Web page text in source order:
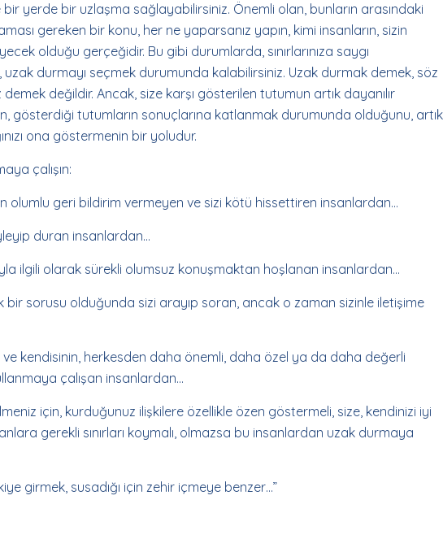
bir yerde bir uzlaşma sağlayabilirsiniz. Önemli olan, bunların arasındaki
gereken bir konu, her ne yaparsanız yapın, kimi insanların, sizin
olduğu gerçeğidir. Bu gibi durumlarda, sınırlarınıza saygı
durmayı seçmek durumunda kalabilirsiniz. Uzak durmak demek, söz
değildir. Ancak, size karşı gösterilen tutumun artık dayanılır
gösterdiği tutumların sonuçlarına katlanmak durumunda olduğunu, artık
ona göstermenin bir yoludur.
çalışın:
olumlu geri bildirim vermeyen ve sizi kötü hissettiren insanlardan…
duran insanlardan…
ilgili olarak sürekli olumsuz konuşmaktan hoşlanan insanlardan…
sorusu olduğunda sizi arayıp soran, ancak o zaman sizinle iletişime
ve kendisinin, herkesden daha önemli, daha özel ya da daha değerli
çalışan insanlardan…
için, kurduğunuz ilişkilere özellikle özen göstermeli, size, kendinizi iyi
gerekli sınırları koymalı, olmazsa bu insanlardan uzak durmaya
girmek, susadığı için zehir içmeye benzer…”